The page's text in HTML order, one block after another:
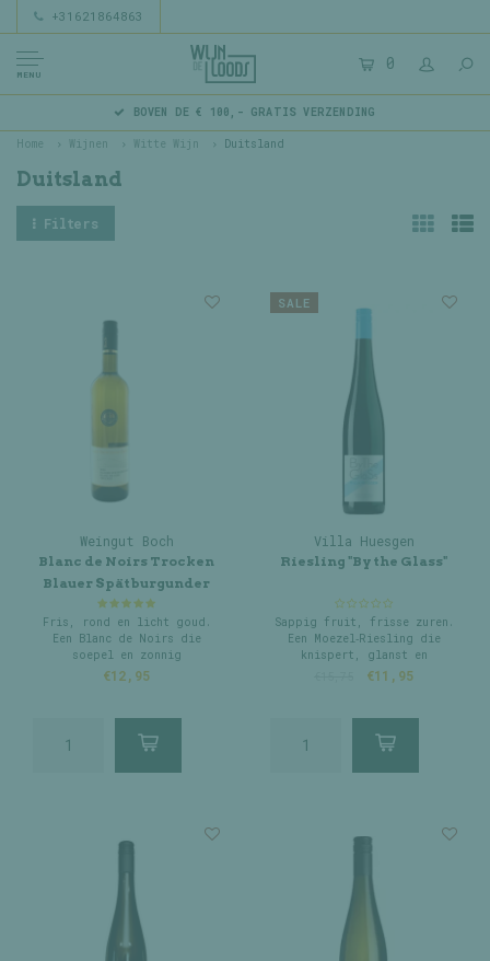
+31621864863
MENU
0
BOVEN DE € 100,- GRATIS VERZENDING
Home Wijnen Witte Wijn Duitsland
Duitsland
Filters
Weingut Boch
Blanc de Noirs Trocken
Blauer Spätburgunder
Fris, rond en licht goud.
Een Blanc de Noirs die
soepel en zonnig
doordrinkt.
€12,95
SALE
Villa Huesgen
Riesling "By the Glass"
Sappig fruit, frisse zuren.
Een Moezel‑Riesling die
knispert, glanst en
simpelweg plezier schenkt.
€11,95